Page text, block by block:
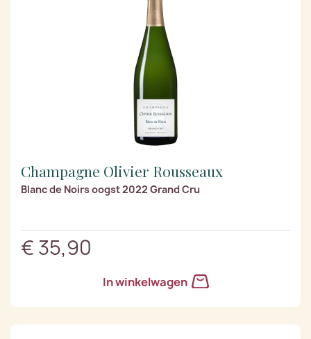
Champagne Olivier Rousseaux
Blanc de Noirs oogst 2022 Grand Cru
€ 35,90
In winkelwagen